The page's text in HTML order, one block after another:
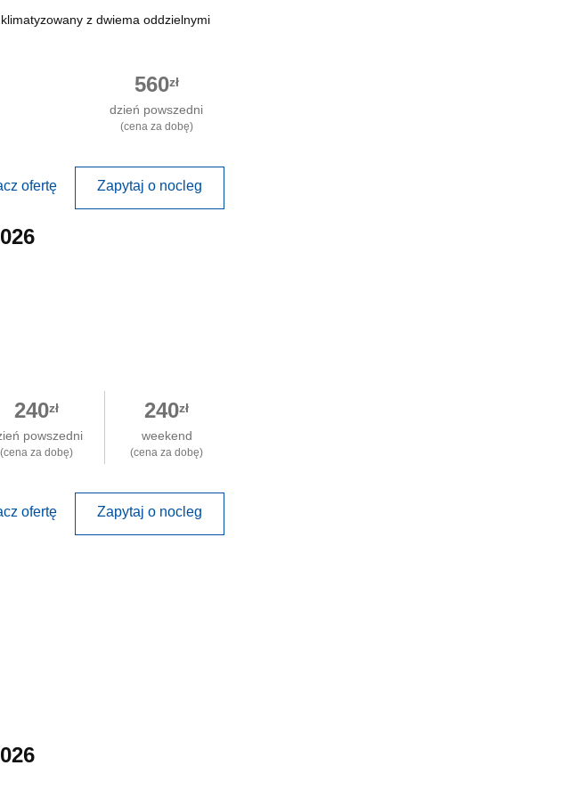
z dwiema oddzielnymi
560zł
dzień powszedni
(cena za dobę)
ofertę Zapytaj o nocleg
240zł
powszedni
(cena za dobę)
240zł
weekend
(cena za dobę)
ofertę Zapytaj o nocleg